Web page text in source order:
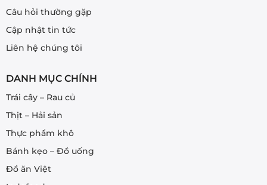
Câu hỏi thường gặp
Cập nhật tin tức
Liên hệ chúng tôi
DANH MỤC CHÍNH
Trái cây – Rau củ
Thịt – Hải sản
Thực phẩm khô
Bánh kẹo – Đồ uống
Đồ ăn Việt